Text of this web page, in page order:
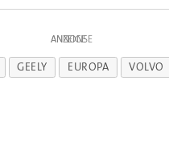
ANZEIGE
GEELY EUROPA VOLVO